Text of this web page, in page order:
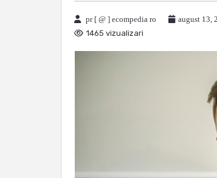
pr [ @ ] ecompedia ro august 13,
1465 vizualizari